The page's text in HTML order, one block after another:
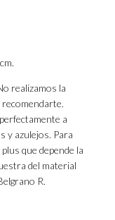
realizamos la
a
y azulejos. Para
que depende la
del material
R.